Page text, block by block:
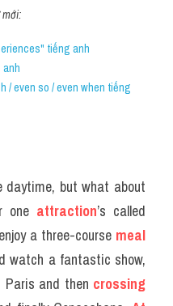
mới:
tiếng anh
/ even so / even when tiếng
daytime, but what about
one attraction’s called
a three-course meal
watch a fantastic show,
and then crossing